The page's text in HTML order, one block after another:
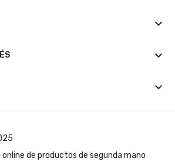
keyboard_arrow_down
keyboard_arrow_down
keyboard_arrow_down